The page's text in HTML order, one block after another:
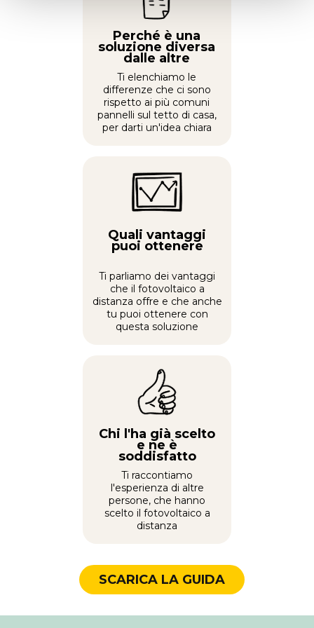
SCARICA LA GUIDA
Perché è una
soluzione diversa
dalle altre
Ti elenchiamo le
differenze che ci sono
rispetto ai più comuni
pannelli sul tetto di casa,
per darti un'idea chiara
Chi l'ha già scelto
e ne è
soddisfatto
Ti raccontiamo
l'esperienza di altre
persone, che hanno
scelto il fotovoltaico a
distanza
Quali vantaggi
puoi ottenere
Ti parliamo dei vantaggi
che il fotovoltaico a
distanza offre e che anche
tu puoi ottenere con
questa soluzione